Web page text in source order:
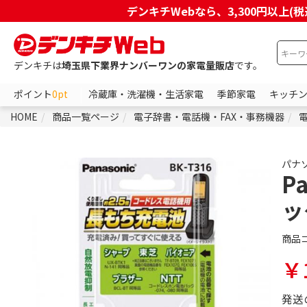
デンキチWebなら、3,300円以上(
デンキチは埼玉県下業界ナンバーワンの家電量販店です。
ポイント0pt 冷蔵庫・洗濯機・生活家電 季節家電
キッチ
HOME
商品一覧ページ 電子辞書・電話機・FAX・事務機器
パナ
商品
発送